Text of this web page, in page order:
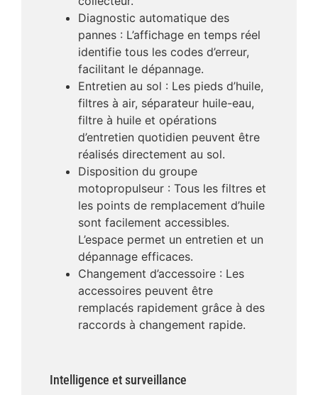
Diagnostic automatique des
pannes : L’affichage en temps réel
identifie tous les codes d’erreur,
facilitant le dépannage.
Entretien au sol : Les pieds d’huile,
filtres à air, séparateur huile-eau,
filtre à huile et opérations
d’entretien quotidien peuvent être
réalisés directement au sol.
Disposition du groupe
motopropulseur : Tous les filtres et
les points de remplacement d’huile
sont facilement accessibles.
L’espace permet un entretien et un
dépannage efficaces.
Changement d’accessoire : Les
accessoires peuvent être
remplacés rapidement grâce à des
raccords à changement rapide.
Intelligence et surveillance